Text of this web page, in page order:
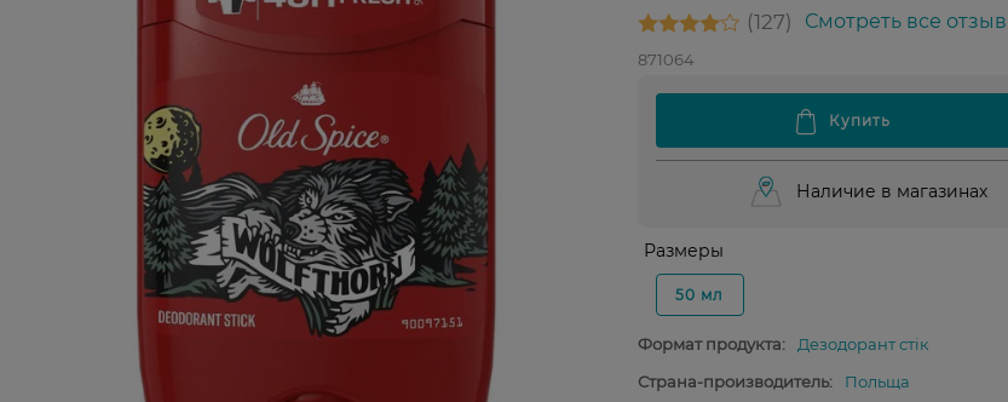
127 Смотреть все
871064
Наличие в магазинах
Размеры
50 мл
Формат продукта:
Дезодорант стік
Страна-производитель:
Польща